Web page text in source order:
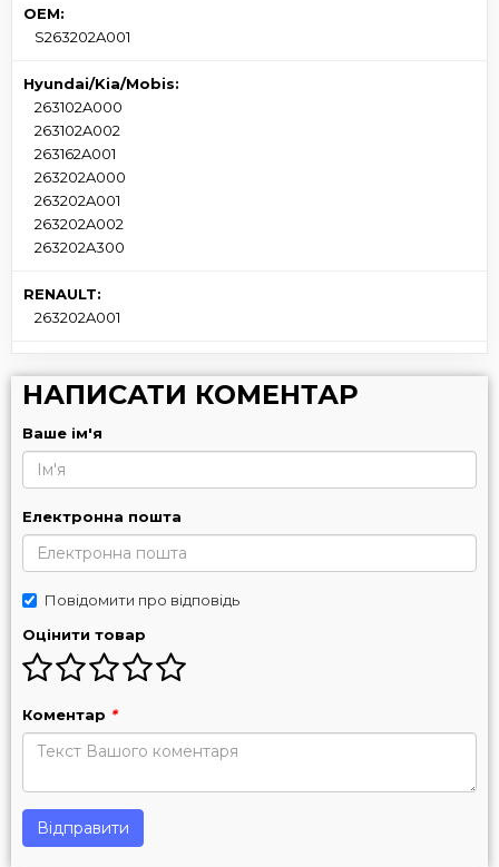
OEM:
S263202A001
Hyundai/Kia/Mobis:
263102A000
263102A002
263162A001
263202A000
263202A001
263202A002
263202A300
RENAULT:
263202A001
НАПИСАТИ КОМЕНТАР
Ваше ім'я
Електронна пошта
Повідомити про відповідь
Оцінити товар
Коментар *
Відправити